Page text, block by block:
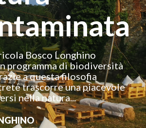
Bosco Longhino
programma di biodiversità
a questa filosofia
trascorre una piacevole
nella natura...